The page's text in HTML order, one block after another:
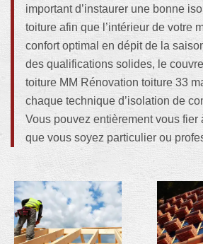
important d’instaurer une bonne
toiture afin que l’intérieur de votre
confort optimal en dépit de la
des qualifications solides, le
toiture MM Rénovation toiture 33
chaque technique d’isolation de
Vous pouvez entièrement vous fier
que vous soyez particulier ou